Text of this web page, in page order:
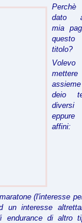
Perchè
dato
mia
questo
titolo?
Volevo
mettere
assieme
deio
diversi
eppure
affini:
(l'interesse
un interesse
endurance di altro